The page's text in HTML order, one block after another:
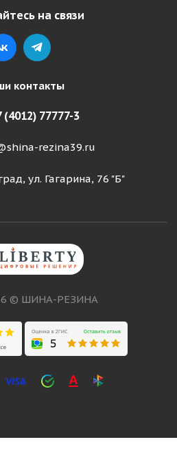
на связи
контакты
(4012) 77777-3
rezina39.ru
ул. Гагарина, 76 "Б"
© ШИНА-РЕЗИНА